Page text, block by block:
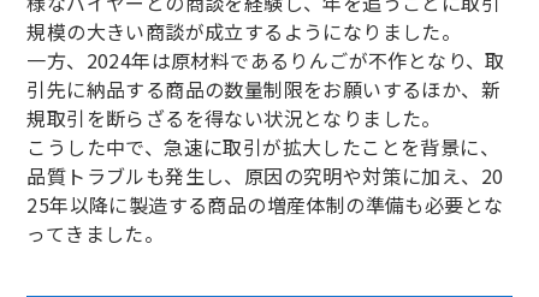
規模の大きい商談が成立するようになりました。
一方、2024年は原材料であるりんごが不作となり、取
引先に納品する商品の数量制限をお願いするほか、新
規取引を断らざるを得ない状況となりました。
こうした中で、急速に取引が拡大したことを背景に、
品質トラブルも発生し、原因の究明や対策に加え、20
25年以降に製造する商品の増産体制の準備も必要とな
ってきました。